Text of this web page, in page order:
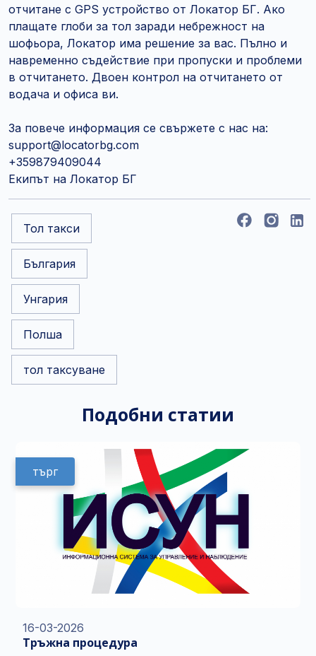
отчитане с GPS устройство от Локатор БГ. Ако
плащате глоби за тол заради небрежност на
шофьора, Локатор има решение за вас. Пълно и
навременно съдействие при пропуски и проблеми
в отчитането. Двоен контрол на отчитането от
водача и офиса ви.
За повече информация се свържете с нас на:
support@locatorbg.com
+359879409044
Екипът на Локатор БГ
Тол такси
България
Унгария
Полша
тол таксуване
Подобни статии
търг
16-03-2026
Тръжна процедура